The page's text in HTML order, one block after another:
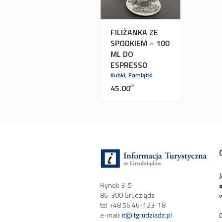
FILIŻANKA ZE
SPODKIEM – 100
ML DO
ESPRESSO
Kubki,Pamiątki
45.00ZŁ
Rynek 3-5
86-300 Grudziądz
tel +48 56 46-123-18
e-mail:it@itgrudziadz.pl